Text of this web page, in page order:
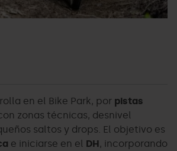
en el Bike Park, por pistas
zonas técnicas, desnivel
saltos y drops. El objetivo es
e iniciarse en el DH, incorporando